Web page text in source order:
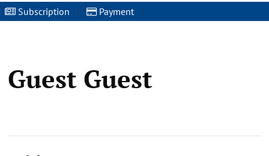
Subscription | Payment |
Guest Guest